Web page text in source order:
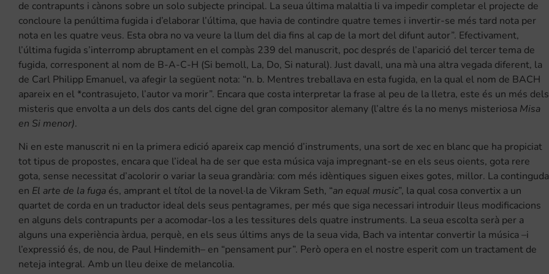
de contrapunts i cànons sobre un solo subjecte principal. La seua última malaltia li va impedir completar el projecte de
concloure la penúltima fugida i d’elaborar l’última, que havia de contindre quatre temes i invertir-se més tard nota per
nota en les quatre veus. Esta obra no va veure la llum del dia fins al cap de la mort del difunt autor”. Efectivament,
l’última fugida s’interromp abruptament en el compàs 239 del manuscrit, poc després de l’aparició del tercer tema de
fugida, corresponent al nom de B-A-C-H (Si bemoll, La, Do, Si natural). Just davall, una mà una altra vegada diferent, la
de Carl Philipp Emanuel, va afegir la següent nota: “n. b. Mentres treballava en esta fugida, en la qual el nom de BACH
apareix en el *contrasujeto, l’autor va morir”. Encara que costa interpretar la frase al peu de la lletra, este és un més dels
misteris que envolta a un dels dos cants del cigne del gran compositor alemany (l’altre és la no menys misteriosa Misa
en Si menor).
Ni en este manuscrit ni en la primera edició apareix cap menció d’instruments, una sort de xec en blanc que ha propiciat
tot tipus de propostes, encara que l’ideal ha de ser que esta música vaja impregnant-se en els seus oients, gota rere
gota, sense necessitat d’acolorir o variar la seua grandària: com més idèntiques siguen eixes gotes, millor. La continguda
en El arte de la fuga és, amprant el títol de la novel·la de Vikram Seth, “an equal music”, la qual cosa convertix a un
quartet de corda en un traductor ideal dels seus pentagrames, per més que siga necessari introduir lleus modificacions
en alguns dels contrapunts per a acomodar-los a les tessitures dels quatre instruments. La seua escolta serà per a
alguns una experiència àrdua, perquè, en els seus últims anys de la seua vida, Bach va intentar convertir la música –i
l’expressió és, de nou, de Paul Hindemith– en “pensament pur”. Però opera en el nostre esperit com un tractament de
neteja integral. Amb un lleu deixe de melancolia.